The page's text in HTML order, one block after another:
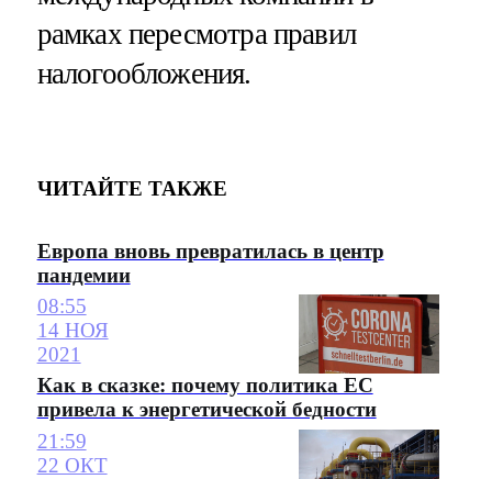
рамках пересмотра правил
налогообложения.
ЧИТАЙТЕ ТАКЖЕ
Европа вновь превратилась в центр
пандемии
08:55
14 НОЯ
2021
Как в сказке: почему политика ЕС
привела к энергетической бедности
21:59
22 ОКТ